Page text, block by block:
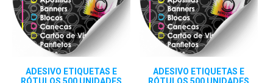
ADESIVO ETIQUETAS E
ADESIVO ETIQUETAS E